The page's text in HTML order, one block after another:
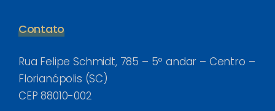
Contato
Rua Felipe Schmidt, 785 – 5º andar – Centro –
Florianópolis (SC)
CEP 88010-002